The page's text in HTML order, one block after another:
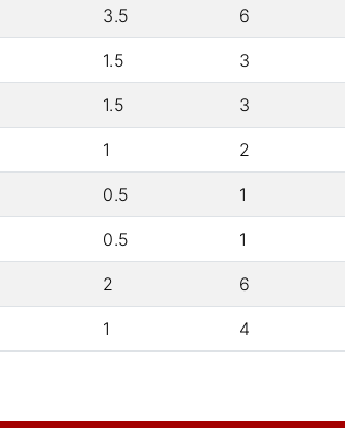
3.5 6
1.5 3
1.5 3
1 2
0.5 1
0.5 1
2 6
1 4